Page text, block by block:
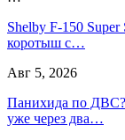
Shelby F-150
коротыш с…
Авг 5, 2026
Панихида по ДВС?
уже через два…